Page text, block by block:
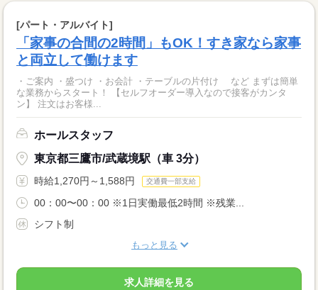
[パート・アルバイト]
「家事の合間の2時間」もOK！すき家なら家事
と両立して働けます
・ご案内 ・盛つけ ・お会計 ・テーブルの片付け など まずは簡単
な業務からスタート！ 【セルフオーダー導入なので接客がカンタ
ン】 注文はお客様...
ホールスタッフ
東京都三鷹市/武蔵境駅（車 3分）
時給1,270円～1,588円 交通費一部支給
00：00〜00：00 ※1日実働最低2時間 ※残業...
シフト制
もっと見る
求人詳細を見る